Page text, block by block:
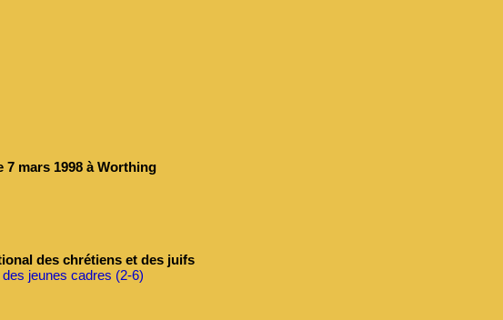
mars 1998 à Worthing
des chrétiens et des juifs
jeunes cadres (2-6)